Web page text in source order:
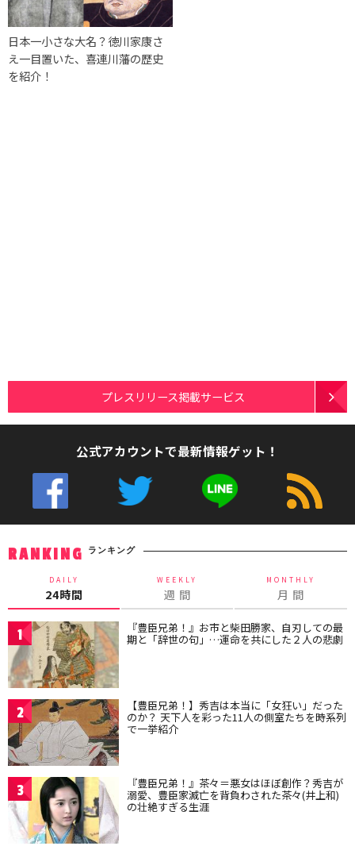
日本一小さな大名？徳川家康さ
え一目置いた、喜連川藩の歴史
を紹介！
プレスリリース掲載サービス
公式アカウントで最新情報ゲット！
RANKING ランキング
DAILY
24時間
WEEKLY
週 間
MONTHLY
月 間
1 『豊臣兄弟！』お市と柴田勝家、自刃しての最
期と「辞世の句」…運命を共にした２人の悲劇
2 【豊臣兄弟！】秀吉は本当に「女狂い」だった
のか？ 天下人を彩った11人の側室たちを時系列
で一挙紹介
3 『豊臣兄弟！』茶々＝悪女はほぼ創作？秀吉が
溺愛、豊臣家滅亡を背負わされた茶々(井上和)
の壮絶すぎる生涯